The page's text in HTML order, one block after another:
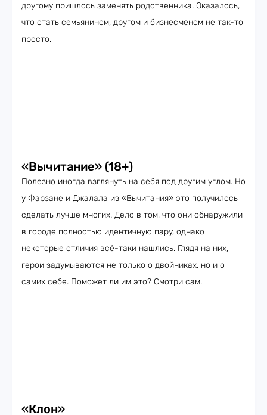
другому пришлось заменять родственника. Оказалось,
что стать семьянином, другом и бизнесменом не так-то
просто.
«Вычитание» (18+)
Полезно иногда взглянуть на себя под другим углом. Но
у Фарзане и Джалала из «Вычитания» это получилось
сделать лучше многих. Дело в том, что они обнаружили
в городе полностью идентичную пару, однако
некоторые отличия всё-таки нашлись. Глядя на них,
герои задумываются не только о двойниках, но и о
самих себе. Поможет ли им это? Смотри сам.
«Клон»